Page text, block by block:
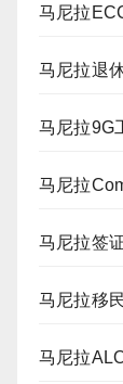
马尼拉
马尼拉退
马尼拉9G
马尼拉
马尼拉签
马尼拉移
马尼拉